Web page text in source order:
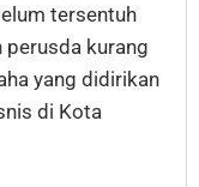
tersentuh
perusda kurang
yang didirikan
di Kota